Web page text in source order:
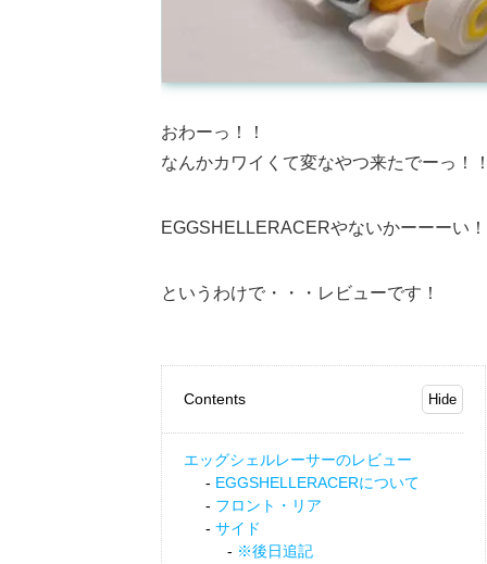
おわーっ！！
なんかカワイくて変なやつ来たでーっ！
EGGSHELLERACERやないかーーーい！
というわけで・・・レビューです！
Contents
エッグシェルレーサーのレビュー
EGGSHELLERACERについて
フロント・リア
サイド
※後日追記